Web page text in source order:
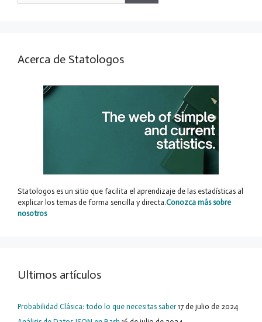
Acerca de Statologos
Statologos es un sitio que facilita el aprendizaje de las estadísticas al
explicar los temas de forma sencilla y directa.Conozca más sobre
nosotros
Ultimos artículos
Probabilidad Clásica: todo lo que necesitas saber 17 de julio de 2024